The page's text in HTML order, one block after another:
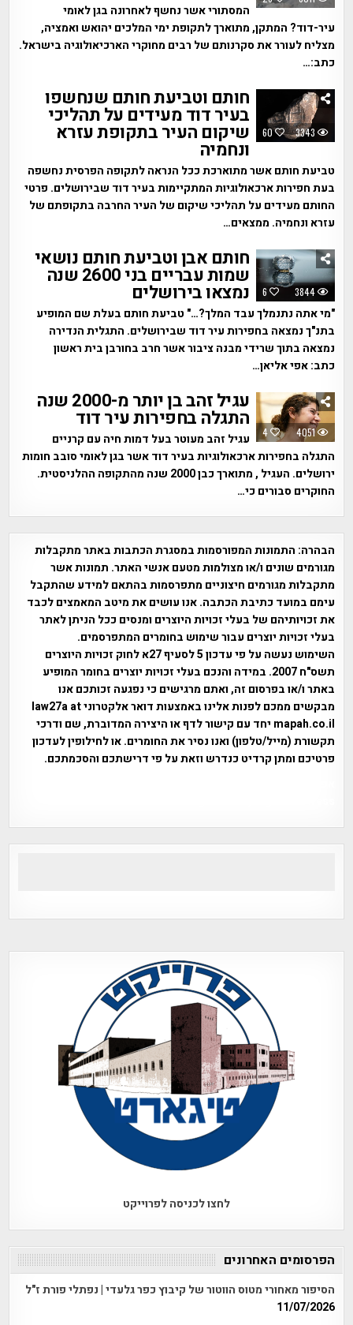
המסתורי אשר נחשף לאחרונה בגן לאומי
עיר-דוד? המתקן, מתוארך לתקופת ימי המלכים יהואש ואמציה,
מצליח לעורר את סקרנותם של רבים מחוקרי הארכיאולוגיה בישראל.
כתב:…
60 3343
חותם וטביעת חותם שנחשפו
בעיר דוד מעידים על תהליכי
שיקום העיר בתקופת עזרא
ונחמיה
טביעת חותם אשר מתוארכת ככל הנראה לתקופה הפרסית נחשפה
בעת חפירות ארכאולוגיות המתקיימות בעיר דוד שבירושלים. פרטי
החותם מעידים על תהליכי שיקום של העיר החרבה בתקופתם של
עזרא ונחמיה. ממצאים…
6 3844
חותם אבן וטביעת חותם נושאי
שמות עבריים בני 2600 שנה
נמצאו בירושלים
"מי אתה נתנמלך עבד המלך?…" טביעת חותם בעלת שם המופיע
בתנ"ך נמצאה בחפירות עיר דוד שבירושלים. התגלית הנדירה
נמצאה בתוך שרידי מבנה ציבור אשר חרב בחורבן בית ראשון
כתב: אפי אליאן…
4 4051
עגיל זהב בן יותר מ-2000 שנה
התגלה בחפירות עיר דוד
עגיל זהב מעוטר בעל דמות חיה עם קרניים
התגלה בחפירות ארכאולוגיות בעיר דוד אשר בגן לאומי סובב חומות
ירושלים. העגיל , מתוארך כבן 2000 שנה מהתקופה ההלניסטית.
החוקרים סבורים כי…
הבהרה: התמונות המפורסמות במסגרת הכתבות באתר מתקבלות
מגורמים שונים ו/או מצולמות מטעם אנשי האתר. תמונות אשר
מתקבלות מגורמים חיצוניים מתפרסמות בהתאם למידע שהתקבל
עימם במועד כתיבת הכתבה. אנו עושים את מיטב המאמצים לכבד
את זכויותיהם של בעלי זכויות היוצרים ומנסים ככל הניתן לאתר
בעלי זכויות יוצרים עבור שימוש בחומרים המתפרסמים.
השימוש נעשה על פי עדכון 5 לסעיף 27א לחוק זכויות היוצרים
תשס"ח 2007. במידה והנכם בעלי זכויות יוצרים בחומר המופיע
באתר ו/או בפרסום זה, ואתם מרגישים כי נפגעה זכותכם אנו
מבקשים ממכם לפנות אלינו באמצעות דואר אלקטרוני law27a at
mapah.co.il יחד עם קישור לדף או היצירה המדוברת, שם ודרכי
תקשורת (מייל/טלפון) ואנו נסיר את החומרים. או לחילופין לעדכון
פרטיכם ומתן קרדיט כנדרש וזאת על פי דרישתכם והסכמתכם.
לחצו לכניסה לפרוייקט
הפרסומים האחרונים
הסיפור מאחורי מטוס הווטור של קיבוץ כפר גלעדי | נפתלי פורת ז"ל
11/07/2026